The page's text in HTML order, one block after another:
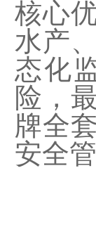
核心
水产
态化
险，
牌全
安全